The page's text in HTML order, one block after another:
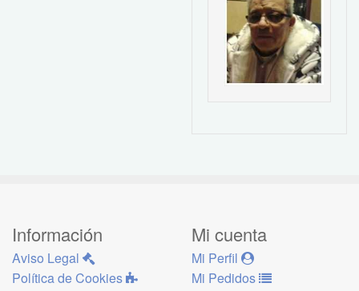
Información
Aviso Legal
Política de Cookies
Mi cuenta
Mi Perfil
Mi Pedidos